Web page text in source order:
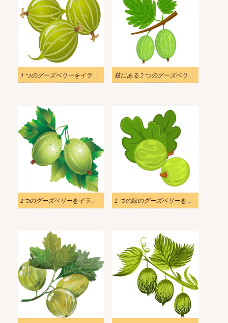
3 つのグーズベリーをイラストします 枝にある 2 つのグーズベリーのイラスト
2つのグーズベリーをイラストします 2 つの緑のグーズベリーを図示します